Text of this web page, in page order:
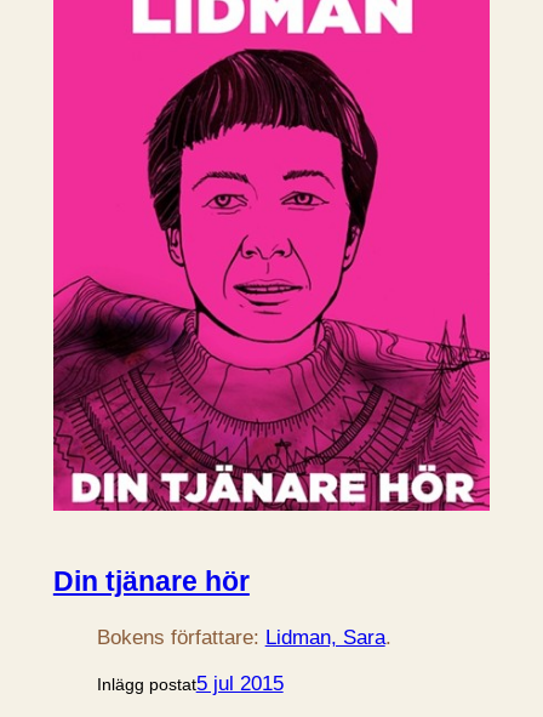
Din tjänare hör
Bokens författare: Lidman, Sara.
Inlägg postat5 jul 2015